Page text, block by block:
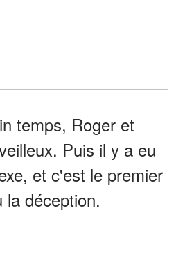
temps, Roger et
Puis il y a eu
et c'est le premier
la déception.